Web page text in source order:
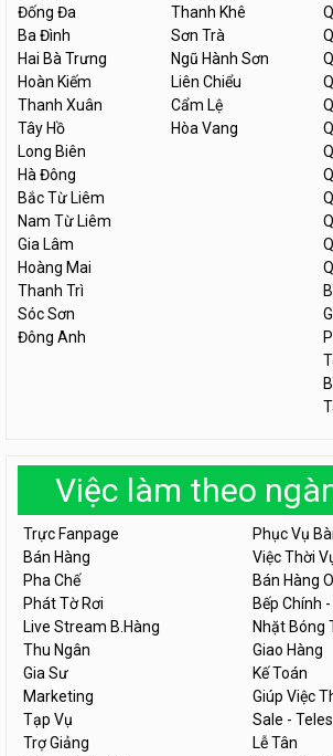
Đống Đa
Ba Đình
Hai Bà Trưng
Hoàn Kiếm
Thanh Xuân
Tây Hồ
Long Biên
Hà Đông
Bắc Từ Liêm
Nam Từ Liêm
Gia Lâm
Hoàng Mai
Thanh Trì
Sóc Sơn
Đông Anh
Thanh Khê
Sơn Trà
Ngũ Hành Sơn
Liên Chiểu
Cẩm Lệ
Hòa Vang
Việc làm theo
Trực Fanpage
Phục Vụ
Bán Hàng
Việc Thời
Pha Chế
Bán Hàng
Phát Tờ Rơi
Bếp Chính
Live Stream B.Hàng
Nhặt Bóng
Thu Ngân
Giao Hàng
Gia Sư
Kế Toán
Marketing
Giúp Việc
Tạp Vụ
Sale -
Trợ Giảng
Lễ Tân